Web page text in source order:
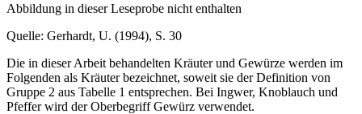
Abbildung in dieser Leseprobe nicht enthalten
Quelle: Gerhardt, U. (1994), S. 30
Die in dieser Arbeit behandelten Kräuter und Gewürze werden im
Folgenden als Kräuter bezeichnet, soweit sie der Definition von
Gruppe 2 aus Tabelle 1 entsprechen. Bei Ingwer, Knoblauch und
Pfeffer wird der Oberbegriff Gewürz verwendet.